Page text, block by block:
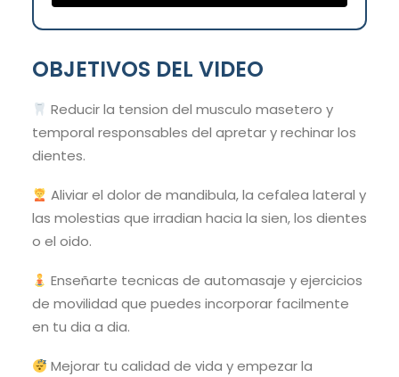
OBJETIVOS DEL VIDEO
Reducir la tension del musculo masetero y
temporal responsables del apretar y rechinar los
dientes.
Aliviar el dolor de mandibula, la cefalea lateral y
las molestias que irradian hacia la sien, los dientes
o el oido.
Enseñarte tecnicas de automasaje y ejercicios
de movilidad que puedes incorporar facilmente
en tu dia a dia.
Mejorar tu calidad de vida y empezar la